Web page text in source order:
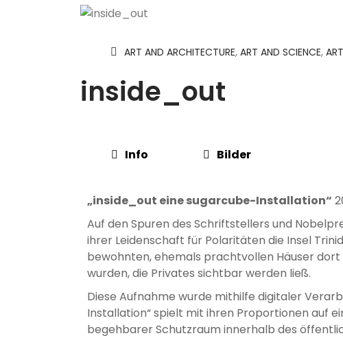
ART AND ARCHITECTURE, ART AND SCIENCE,
inside_out
Info Bilder
„inside_out eine sugarcube-Installation“
Auf den Spuren des Schriftstellers und
ihrer Leidenschaft für Polaritäten die Insel
bewohnten, ehemals prachtvollen Häuser
wurden, die Privates sichtbar werden ließ.
Diese Aufnahme wurde mithilfe digitaler
Installation“ spielt mit ihren Proportionen auf
begehbarer Schutzraum innerhalb des